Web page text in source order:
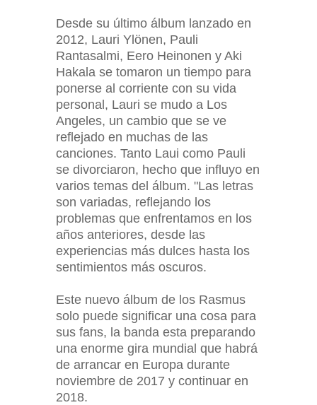
Desde su último álbum lanzado en
2012, Lauri Ylönen, Pauli
Rantasalmi, Eero Heinonen y Aki
Hakala se tomaron un tiempo para
ponerse al corriente con su vida
personal, Lauri se mudo a Los
Angeles, un cambio que se ve
reflejado en muchas de las
canciones. Tanto Laui como Pauli
se divorciaron, hecho que influyo en
varios temas del álbum. "Las letras
son variadas, reflejando los
problemas que enfrentamos en los
años anteriores, desde las
experiencias más dulces hasta los
sentimientos más oscuros.
Este nuevo álbum de los Rasmus
solo puede significar una cosa para
sus fans, la banda esta preparando
una enorme gira mundial que habrá
de arrancar en Europa durante
noviembre de 2017 y continuar en
2018.